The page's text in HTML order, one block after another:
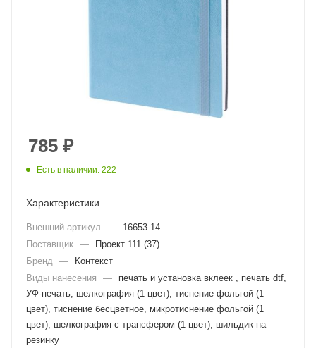
785 ₽
Есть в наличии: 222
Характеристики
Внешний артикул —
16653.14
Поставщик —
Проект 111 (37)
Бренд
—
Контекст
Виды нанесения
—
печать и установка вклеек , печать dtf,
УФ-печать, шелкография (1 цвет), тиснение фольгой (1
цвет), тиснение бесцветное, микротиснение фольгой (1
цвет), шелкография с трансфером (1 цвет), шильдик на
резинку